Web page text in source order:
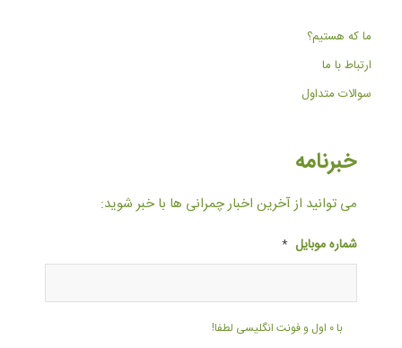
ما که هستیم؟
ارتباط با ما
سوالات متداول
خبرنامه
می توانید از آخرین اخبار چمرانی ها با خبر شوید:
شماره موبایل *
با ۰ اول و فونت انگلیسی لطفا!